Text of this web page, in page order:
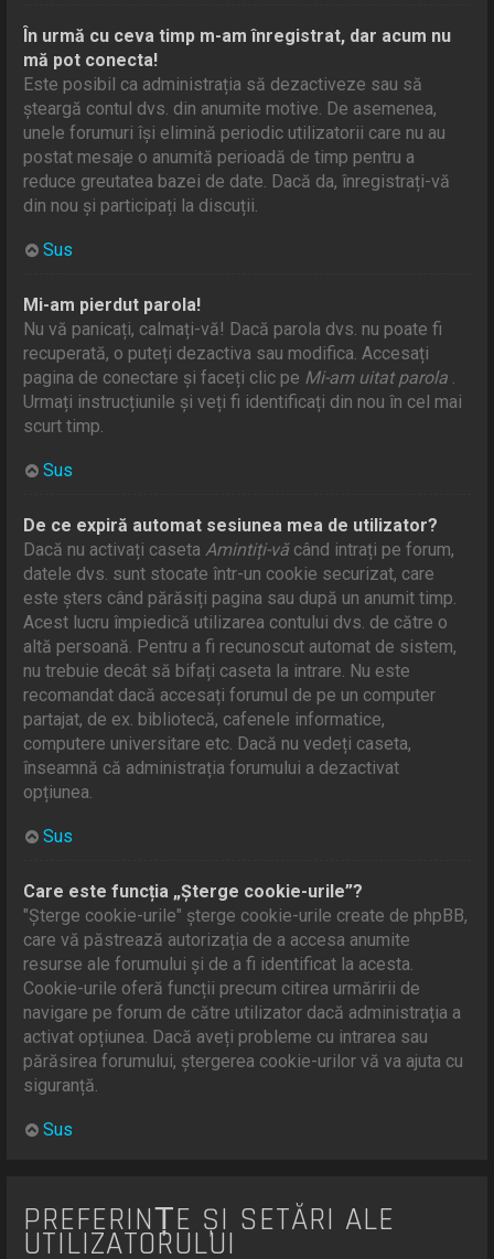
În urmă cu ceva timp m-am înregistrat, dar acum nu
mă pot conecta!
Este posibil ca administrația să dezactiveze sau să
șteargă contul dvs. din anumite motive. De asemenea,
unele forumuri își elimină periodic utilizatorii care nu au
postat mesaje o anumită perioadă de timp pentru a
reduce greutatea bazei de date. Dacă da, înregistrați-vă
din nou și participați la discuții.
Sus
Mi-am pierdut parola!
Nu vă panicați, calmați-vă! Dacă parola dvs. nu poate fi
recuperată, o puteți dezactiva sau modifica. Accesați
pagina de conectare și faceți clic pe Mi-am uitat parola
Urmați instrucțiunile și veți fi identificați din nou în cel mai
scurt timp.
Sus
De ce expiră automat sesiunea mea de utilizator?
Dacă nu activați caseta Amintiți-vă când intrați pe forum,
datele dvs. sunt stocate într-un cookie securizat, care
este șters când părăsiți pagina sau după un anumit timp.
Acest lucru împiedică utilizarea contului dvs. de către o
altă persoană. Pentru a fi recunoscut automat de sistem,
nu trebuie decât să bifați caseta la intrare. Nu este
recomandat dacă accesați forumul de pe un computer
partajat, de ex. bibliotecă, cafenele informatice,
computere universitare etc. Dacă nu vedeți caseta,
înseamnă că administrația forumului a dezactivat
opțiunea.
Sus
Care este funcția „Șterge cookie-urile”?
"Șterge cookie-urile" șterge cookie-urile create de phpBB,
care vă păstrează autorizația de a accesa anumite
resurse ale forumului și de a fi identificat la acesta.
Cookie-urile oferă funcții precum citirea urmăririi de
navigare pe forum de către utilizator dacă administrația a
activat opțiunea. Dacă aveți probleme cu intrarea sau
părăsirea forumului, ștergerea cookie-urilor vă va ajuta cu
siguranță.
Sus
PREFERINȚE ȘI SETĂRI ALE
UTILIZATORULUI